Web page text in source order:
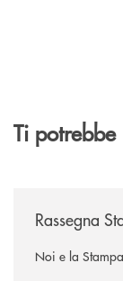
Ti potrebbe
Rassegna
Noi e la Stampa